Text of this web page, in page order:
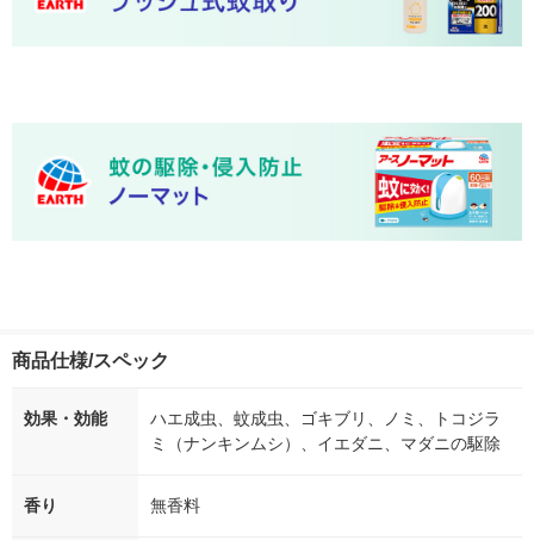
商品仕様/スペック
効果・効能
ハエ成虫、蚊成虫、ゴキブリ、ノミ、トコジラ
ミ（ナンキンムシ）、イエダニ、マダニの駆除
香り 無香料